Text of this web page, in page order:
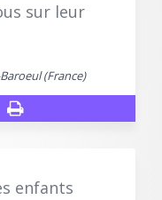
sur leur
(France)
enfants